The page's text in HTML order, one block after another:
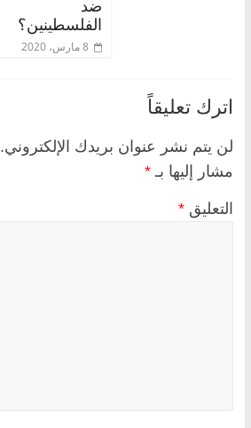
ضد
الفلسطينين؟
8 مارس، 2020
اترك تعليقاً
لن يتم نشر عنوان بريدك الإلكتروني.
مشار إليها بـ *
التعليق *